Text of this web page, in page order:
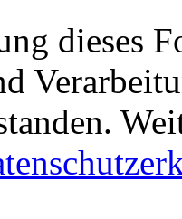
dieses